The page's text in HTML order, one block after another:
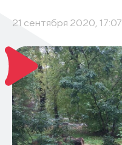
21 сентября 2020, 17:07